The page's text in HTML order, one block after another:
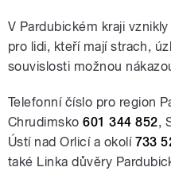
V Pardubickém kraji
pro lidi, kteří mají strach,
souvislosti možnou
Telefonní číslo pro region
Chrudimsko601 344 852,
Ústí nad Orlicí a okolí 733
také Linka důvěry